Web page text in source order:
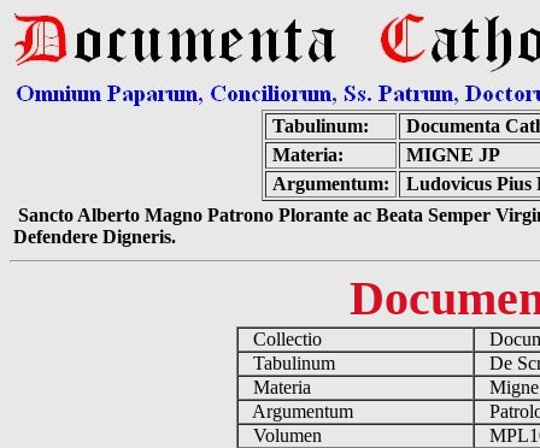
Tabulinum:
Documenta
Materia:
MIGNE JP
Argumentum:
Ludovicus Pius
Sancto Alberto Magno Patrono Plorante ac Beata Semper
Defendere Digneris.
Collectio
Tabulinum
De
Materia
Argumentum
Volumen